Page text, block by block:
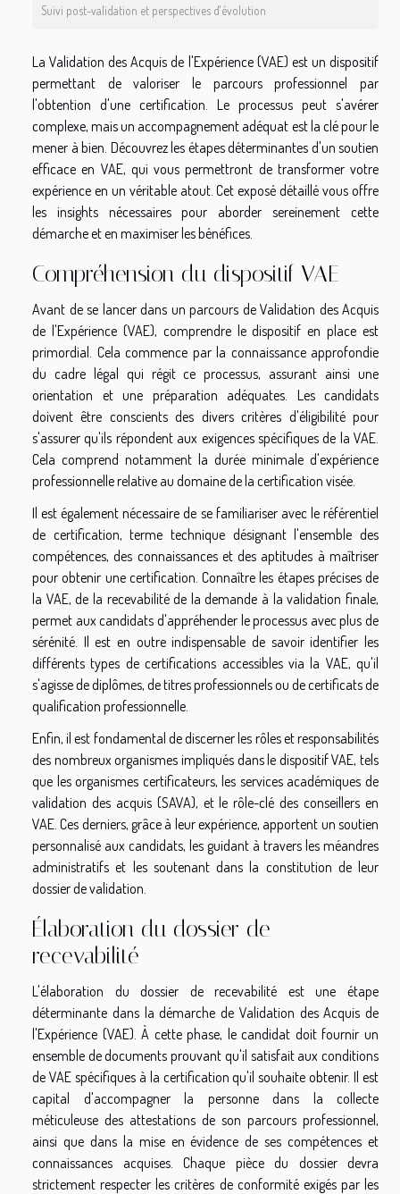
Suivi post-validation et perspectives d'évolution
La Validation des Acquis de l'Expérience (VAE) est un dispositif
permettant de valoriser le parcours professionnel par
l'obtention d'une certification. Le processus peut s'avérer
complexe, mais un accompagnement adéquat est la clé pour le
mener à bien. Découvrez les étapes déterminantes d'un soutien
efficace en VAE, qui vous permettront de transformer votre
expérience en un véritable atout. Cet exposé détaillé vous offre
les insights nécessaires pour aborder sereinement cette
démarche et en maximiser les bénéfices.
Compréhension du dispositif VAE
Avant de se lancer dans un parcours de Validation des Acquis
de l'Expérience (VAE), comprendre le dispositif en place est
primordial. Cela commence par la connaissance approfondie
du cadre légal qui régit ce processus, assurant ainsi une
orientation et une préparation adéquates. Les candidats
doivent être conscients des divers critères d'éligibilité pour
s'assurer qu'ils répondent aux exigences spécifiques de la VAE.
Cela comprend notamment la durée minimale d'expérience
professionnelle relative au domaine de la certification visée.
Il est également nécessaire de se familiariser avec le référentiel
de certification, terme technique désignant l'ensemble des
compétences, des connaissances et des aptitudes à maîtriser
pour obtenir une certification. Connaître les étapes précises de
la VAE, de la recevabilité de la demande à la validation finale,
permet aux candidats d'appréhender le processus avec plus de
sérénité. Il est en outre indispensable de savoir identifier les
différents types de certifications accessibles via la VAE, qu'il
s'agisse de diplômes, de titres professionnels ou de certificats de
qualification professionnelle.
Enfin, il est fondamental de discerner les rôles et responsabilités
des nombreux organismes impliqués dans le dispositif VAE, tels
que les organismes certificateurs, les services académiques de
validation des acquis (SAVA), et le rôle-clé des conseillers en
VAE. Ces derniers, grâce à leur expérience, apportent un soutien
personnalisé aux candidats, les guidant à travers les méandres
administratifs et les soutenant dans la constitution de leur
dossier de validation.
Élaboration du dossier de
recevabilité
L'élaboration du dossier de recevabilité est une étape
déterminante dans la démarche de Validation des Acquis de
l'Expérience (VAE). À cette phase, le candidat doit fournir un
ensemble de documents prouvant qu'il satisfait aux conditions
de VAE spécifiques à la certification qu'il souhaite obtenir. Il est
capital d'accompagner la personne dans la collecte
méticuleuse des attestations de son parcours professionnel,
ainsi que dans la mise en évidence de ses compétences et
connaissances acquises. Chaque pièce du dossier devra
strictement respecter les critères de conformité exigés par les